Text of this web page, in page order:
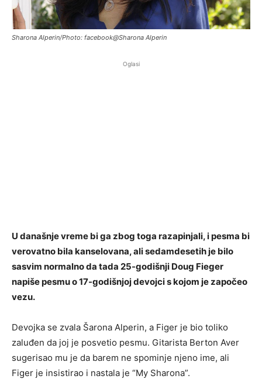
Sharona Alperin/Photo: facebook@Sharona Alperin
Oglasi
U današnje vreme bi ga zbog toga razapinjali, i pesma bi
verovatno bila kanselovana, ali sedamdesetih je bilo
sasvim normalno da tada 25-godišnji Doug Fieger
napiše pesmu o 17-godišnjoj devojci s kojom je započeo
vezu.
Devojka se zvala Šarona Alperin, a Figer je bio toliko
zaluđen da joj je posvetio pesmu. Gitarista Berton Aver
sugerisao mu je da barem ne spominje njeno ime, ali
Figer je insistirao i nastala je “My Sharona”.